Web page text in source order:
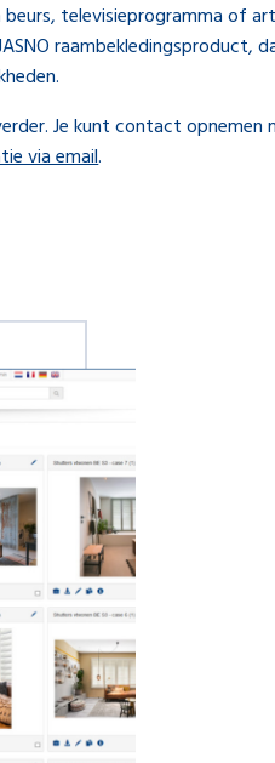
beurs, televisieprogramma of
raambekledingsproduct,
Je kunt contact opnemen
via email.